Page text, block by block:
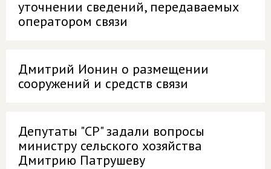
уточнении сведений, передаваемых
оператором связи
Дмитрий Ионин о размещении
сооружений и средств связи
Депутаты "СР" задали вопросы
министру сельского хозяйства
Дмитрию Патрушеву